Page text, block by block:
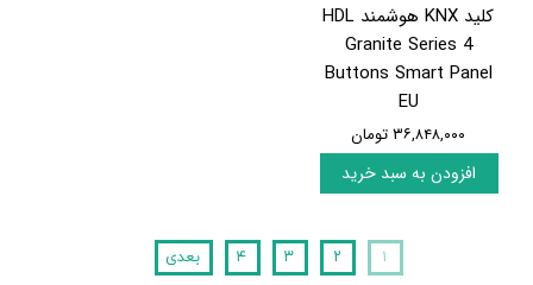
کلید KNX هوشمند HDL
Granite Series 4
Buttons Smart Panel
EU
۳۶,۸۴۸,۰۰۰ تومان
افزودن به سبد خرید
۱ ۲ ۳ ۴ بعدی